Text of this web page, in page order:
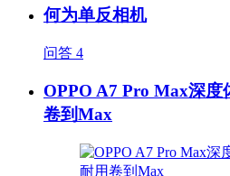
何为单反相机
问答 4
OPPO A7 Pro Max深度
卷到Max